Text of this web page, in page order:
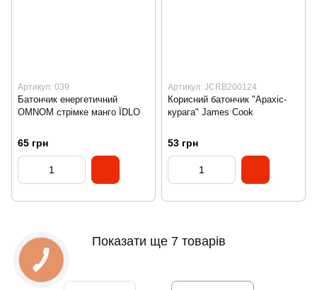
Артикул: 039
Батончик енергетичний
OMNOM стрімке манго ЇDLO
65 грн
Артикул: JCRB200124
Корисний батончик "Арахіс-
курага" James Cook
53 грн
Показати ще 7 товарів